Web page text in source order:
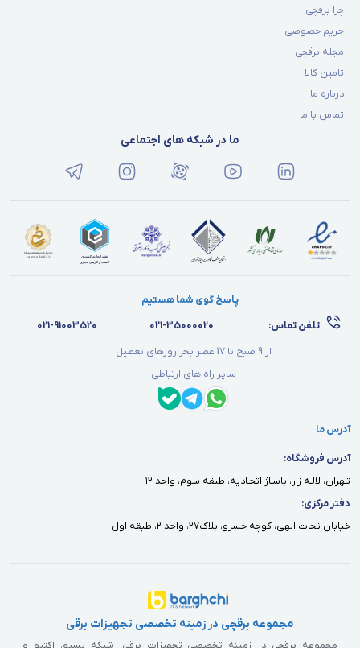
چرا برقچی
حریم خصوصی
مجله برقچی
تامین کالا
درباره ما
تماس با ما
ما در شبکه های اجتماعی
پاسخ گوی شما هستیم
تلفن تماس:
021-35000020
021-91003520
از 9 صبح تا 17 عصر بجز روزهای تعطیل
سایر راه های ارتباطی
آدرس ما
آدرس فروشگاه:
تـهران، لالـه زار، پاسـاژ اتحـاديه، طبقه سوم، واحد ١٢
دفتر مركزى:
خيابان نجات الهى، كوچه خسرو، پلاك٢٧، واحد ٢، طبقه اول
مجموعه برقچی در زمینه تخصصی تجهیزات برقی
مجموعه برقچی در زمینه تخصصی تجهیزات برقی، شبکه پسیو، اکتیو و